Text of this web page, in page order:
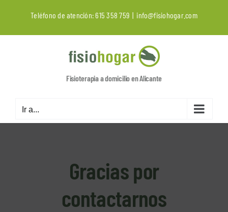
contenido
Teléfono de atención:615 358 759 | info@fisiohogar.com
Fisioterapia a domicilio en Alicante
Ir a...
Gracias por
contactarnos